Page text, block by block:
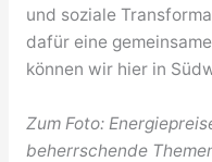
und soziale
dafür eine
können wir hier in
Zum Foto:
beherrschende